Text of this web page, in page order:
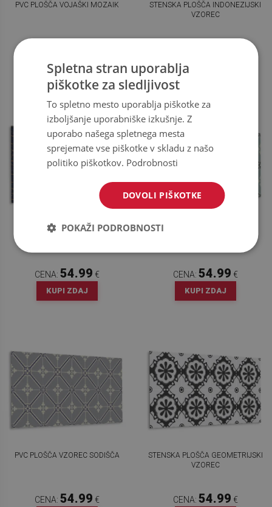
PVC PLOŠČA VOJAŠKI MOZAIK
KUPI ZDAJ
STENSKA PLOŠČA INDONEZIJSKI
VZOREC
KUPI ZDAJ
PVC PLOŠČA RAZPOKE PRI
CENA: 54.99 €
KUPI ZDAJ
PVC PLOŠČA KRALJEVSKI
CENA: 54.99 €
KUPI ZDAJ
PVC PLOŠČA VZOREC SODIŠČA
CENA: 54.99 €
STENSKA PLOŠČA GEOMETRIJSKI
VZOREC
CENA: 54.99 €
Spletna stran uporablja
piškotke za sledljivost
To spletno mesto uporablja piškotke za
izboljšanje uporabniške izkušnje. Z
uporabo našega spletnega mesta
sprejemate vse piškotke v skladu z našo
politiko piškotkov. Podrobnosti
DOVOLI PIŠKOTKE
POKAŽI PODROBNOSTI